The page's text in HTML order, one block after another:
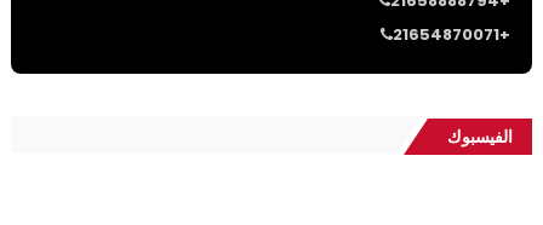
21654870071+
الفيسبوك